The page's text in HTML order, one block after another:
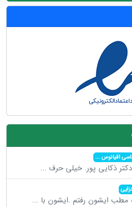
اقیانوس...
ذکایی پور. خیلی حرف ...
مطب ایشون رفتم .ایشون با ...